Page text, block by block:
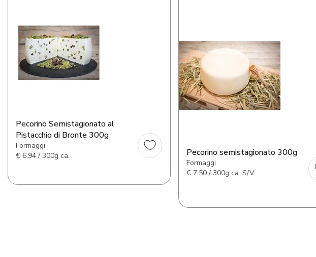
Pecorino Semistagionato al
Pistacchio di Bronte 300g
Formaggi
€ 6,94 / 300g ca. Pecorino semistagionato 300g
Formaggi
€ 7,50 / 300g ca. S/V